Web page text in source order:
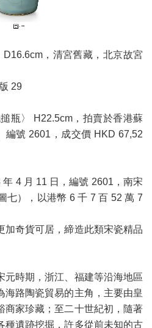
，清宮舊藏，北京故宮
29
瓶〉 H22.5cm，拍賣於香港蘇
編號 2601，成交價 HKD 67,52
4 月 11 日，編號 2601，南宋
七），以港幣 6 千 7 百 52 萬 7
加奇貨可居，締造此類宋瓷精品
元時期，浙江、福建等沿海地區
海路陶瓷貿易的主角，主要由皇
商家珍藏；至二十世紀初，隨著
種遺跡挖掘，許多從前未知的古